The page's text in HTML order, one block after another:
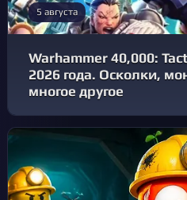
5 августа
Warhammer 40,000:
2026 года. Осколки,
многое другое